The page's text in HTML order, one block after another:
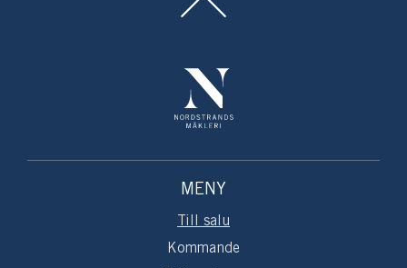
MENY
Till salu
Kommande